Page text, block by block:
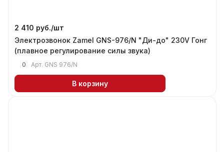
2 410 руб./шт
Электрозвонок Zamel GNS-976/N "Ди-до" 230V Гонг
(плавное регулирование силы звука)
0 Арт. GNS 976/N
В корзину